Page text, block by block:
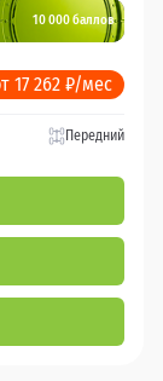
10 000 баллов
17 262 ₽/мес
Передний